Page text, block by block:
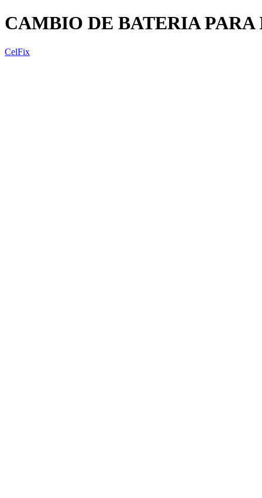
CAMBIO DE BATERIA PARA
CelFix